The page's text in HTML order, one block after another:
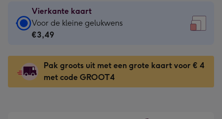
Vierkante kaart
Vierkante
kaart
€3,49
-
Voor
Voor de kleine gelukwens
€3,49
Pak groots uit met een grote kaart voor € 4
met code GROOT4